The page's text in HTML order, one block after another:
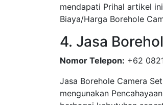
mendapati Prihal artikel
Biaya/Harga Borehole
4. Jasa
Nomor Telepon: +62
Jasa Borehole Camera
mengunakan